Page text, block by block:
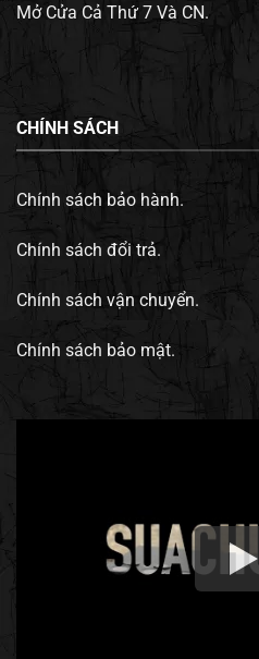
Mở Cửa Cả Thứ 7 Và CN.
CHÍNH SÁCH
Chính sách bảo hành.
Chính sách đổi trả.
Chính sách vận chuyển.
Chính sách bảo mật.